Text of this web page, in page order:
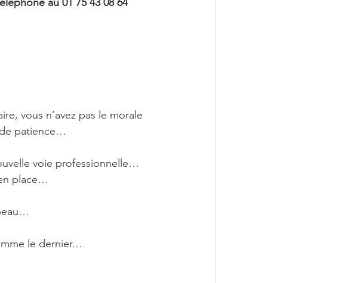
vous n’avez pas le morale
patience…
voie professionnelle…
place…
le dernier…